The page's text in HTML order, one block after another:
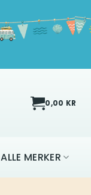
0,00 KR
ALLE MERKER